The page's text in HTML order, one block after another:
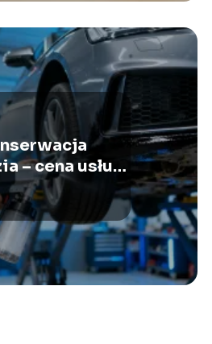
– cena usługi
nią wpływa?